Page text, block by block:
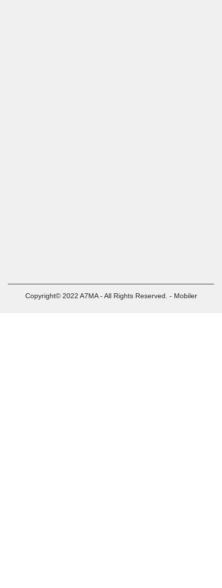
Copyright© 2022 A7MA - All Rights Reserved. - Mobiler